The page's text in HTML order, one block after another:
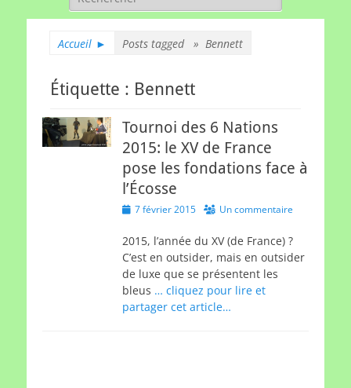
Accueil ► Posts tagged » Bennett
Étiquette : Bennett
Tournoi des 6 Nations
2015: le XV de France
pose les fondations face à
l’Écosse
Posted7 février 2015 Un commentaire
2015, l’année du XV (de France) ?
C’est en outsider, mais en outsider
de luxe que se présentent les
bleus … cliquez pour lire et
partager cet article…